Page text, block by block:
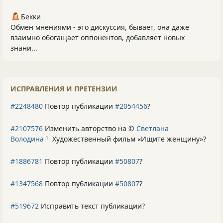
Бекки
Обмен мнениями - это дискуссия, бывает, она даже
взаимно обогащает оппонентов, добавляет новых
знани...
ИСПРАВЛЕНИЯ И ПРЕТЕНЗИИ
#2248480 Повтор публикации #2054456?
#2107576 Изменить авторство на © Светлана
Володина 1 Художественный фильм «Ищите женщину»?
#1886781 Повтор публикации #50807?
#1347568 Повтор публикации #50807?
#519672 Исправить текст публикации?